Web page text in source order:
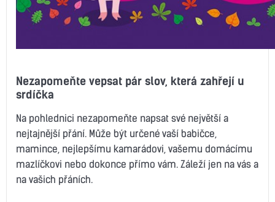
Nezapomeňte vepsat pár slov, která zahřejí u
srdíčka
Na pohlednici nezapomeňte napsat své největší a
nejtajnější přání. Může být určené vaší babičce,
mamince, nejlepšímu kamarádovi, vašemu domácímu
mazlíčkovi nebo dokonce přímo vám. Záleží jen na vás a
na vašich přáních.